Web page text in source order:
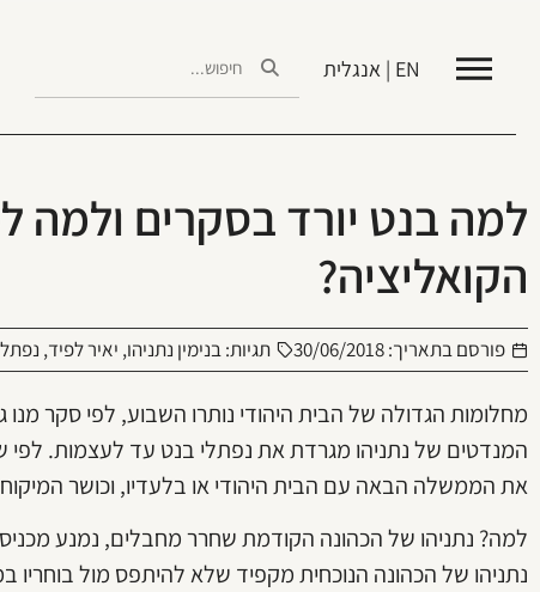
EN | אנגלית
למה בנט יורד בסקרים ולמה
הקואליציה?
פורסם בתאריך:30/06/2018 תגיות:בנימין נתניהו, יאיר לפיד,
מחלומות הגדולה של הבית היהודי נותרו השבוע, לפי סקר
המנדטים של נתניהו מגרדת את נפתלי בנט עד לעצמות. לפי
את הממשלה הבאה עם הבית היהודי או בלעדיו, וכושר
למה? נתניהו של הכהונה הקודמת שחרר מחבלים, נמנע
נתניהו של הכהונה הנוכחית מקפיד שלא להיתפס מול בוחריו